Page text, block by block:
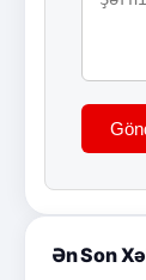
Ən Son